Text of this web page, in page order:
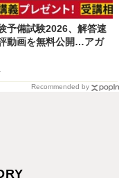
予備試験2026、解答速
動画を無料公開…アガ
Recommended by